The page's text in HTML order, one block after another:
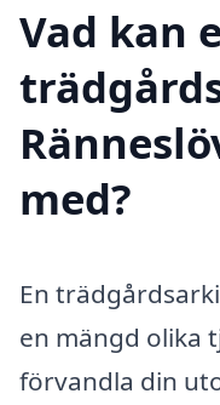
Vad kan
med?
En
en mängd olika
förvandla din